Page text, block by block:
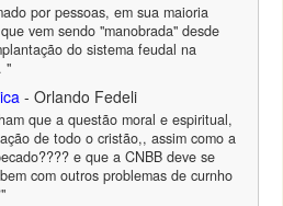
por pessoas, em sua maioria
vem sendo "manobrada" desde
do sistema feudal na
"
- Orlando Fedeli
que a questão moral e espiritual,
de todo o cristão,, assim como a
e que a CNBB deve se
com outros problemas de curnho